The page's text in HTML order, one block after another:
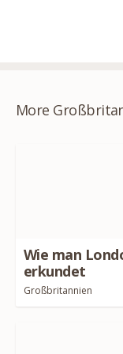
More
Wie man
erkundet
Großbritannien